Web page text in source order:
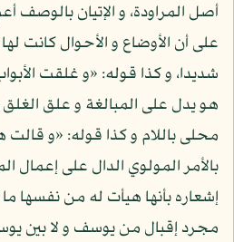
أصل المراودة، و الإتيان بالوصف
على أن الأوضاع و الأحوال كانت
شديدا، و كذا قوله: «و غلقت
هو يدل على المبالغة و علق
محلى باللام و كذا قوله: «و
بالأمر المولوي الدال على إعمال
إشعاره بأنها هيأت له من نفسها ما
مجرد إقبال من يوسف و لا بين